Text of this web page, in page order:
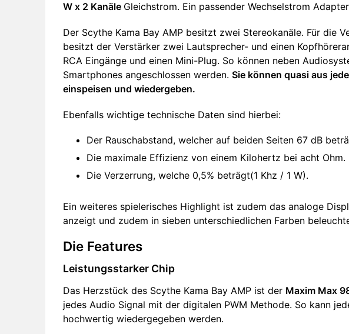
W x 2 Kanäle Gleichstrom. Ein passender Wechselstrom
Der Scythe Kama Bay AMP besitzt zwei Stereokanäle. Für die
besitzt der Verstärker zwei Lautsprecher- und einen
RCA Eingänge und einen Mini-Plug. So können neben
Smartphones angeschlossen werden. Sie können quasi aus
einspeisen und wiedergeben.
Ebenfalls wichtige technische Daten sind hierbei:
Der Rauschabstand, welcher auf beiden Seiten 67 dB
Die maximale Effizienz von einem Kilohertz bei acht Ohm.
Die Verzerrung, welche 0,5% beträgt(1 Khz / 1 W).
Ein weiteres spielerisches Highlight ist zudem das analoge
anzeigt und zudem in sieben unterschiedlichen Farben
Die Features
Leistungsstarker Chip
Das Herzstück des Scythe Kama Bay AMP ist der Maxim Max
jedes Audio Signal mit der digitalen PWM Methode. So kann
hochwertig wiedergegeben werden.